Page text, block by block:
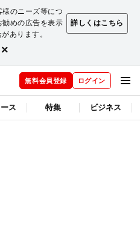
のニーズ等につ
勧めの広告を表示
あります。
詳しくはこちら
×
無料会員登録 ログイン
ス 特集 ビジネス